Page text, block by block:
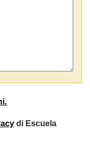
di Escuela